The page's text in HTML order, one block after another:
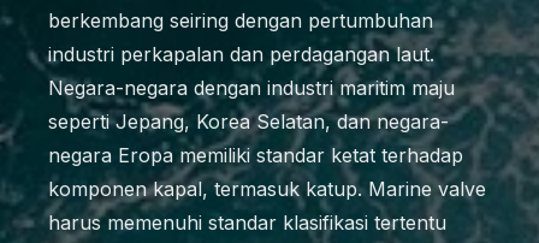
berkembang seiring dengan pertumbuhan
industri perkapalan dan perdagangan laut.
Negara-negara dengan industri maritim maju
seperti Jepang, Korea Selatan, dan negara-
negara Eropa memiliki standar ketat terhadap
komponen kapal, termasuk katup. Marine valve
harus memenuhi standar klasifikasi tertentu